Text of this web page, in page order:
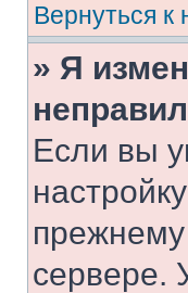
Вернуться к
» Я
Если вы
сервере.